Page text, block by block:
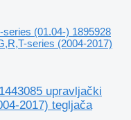
series (01.04-) 1895928
series (2004-2017)
upravljački
2017) tegljača